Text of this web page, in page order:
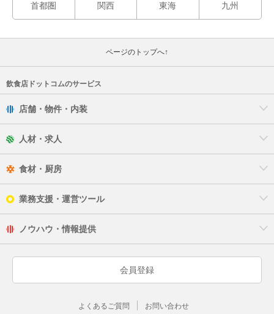
池田市
吹田市
泉大津市
高槻市
貝塚市
守口市
首都圏 関西 東海 九州
ページのトップへ↑
飲食店ドットコムのサービス
店舗・物件・内装
人材・求人
食材・厨房
業務支援・運営ツール
ノウハウ・情報提供
会員登録
よくあるご質問 お問い合わせ